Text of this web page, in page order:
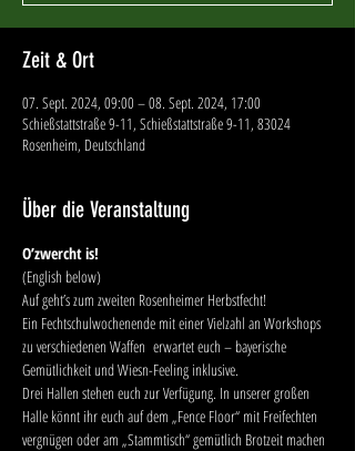
Zeit & Ort
07. Sept. 2024, 09:00 – 08. Sept. 2024, 17:00
Schießstattstraße 9-11, Schießstattstraße 9-11, 83024
Rosenheim, Deutschland
Über die Veranstaltung
O’zwercht is!
(English below)
Auf geht’s zum zweiten Rosenheimer Herbstfecht!
Ein Fechtschulwochenende mit einer Vielzahl an Workshops
zu verschiedenen Waffen  erwartet euch – bayerische
Gemütlichkeit und Wiesn-Feeling inklusive.
Drei Hallen stehen euch zur Verfügung. In unserer großen
Halle könnt ihr euch auf dem „Fence Floor“ mit Freifechten
vergnügen oder am „Stammtisch“ gemütlich Brotzeit machen